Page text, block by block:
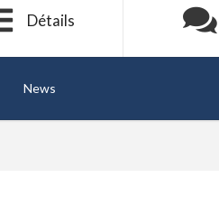
Détails
News